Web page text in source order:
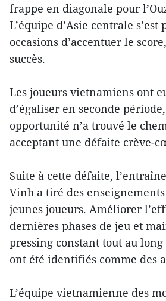
frappe en diagonale pour
L’équipe d’Asie centrale s’est
occasions d’accentuer le
succès.
Les joueurs vietnamiens ont
d’égaliser en seconde
opportunité n’a trouvé le
acceptant une défaite crève-
Suite à cette défaite,
Vinh a tiré des
jeunes joueurs. Améliorer
dernières phases de jeu et
pressing constant tout au
ont été identifiés comme des
L’équipe vietnamienne des